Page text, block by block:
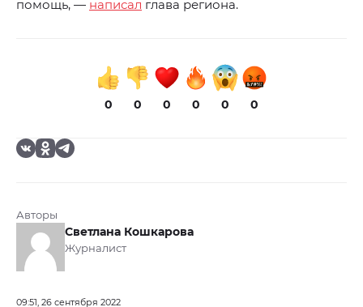
помощь, — написал глава региона.
0 0 0 0 0 0
Авторы
Светлана Кошкарова
Журналист
09:51, 26 сентября 2022